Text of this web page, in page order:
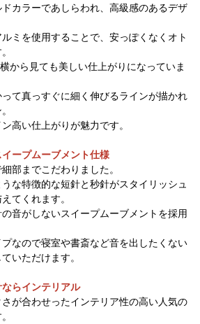
カラーであしらわれ、高級感のあるデザ
ミを使用することで、安っぽくなくオト
から見ても美しい仕上がりになっていま
て真っすぐに細く伸びるラインが描かれ
高い仕上がりが魅力です。
ープムーブメント仕様
部までこだわりました。
な特徴的な短針と秒針がスタイリッシュ
てくれます。
音がしないスイープムーブメントを採用
なので寝室や書斎など音を出したくない
いただけます。
らインテリアル
が合わせったインテリア性の高い人気の